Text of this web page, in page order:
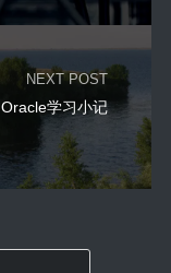
NEXT POST
Oracle学习小记